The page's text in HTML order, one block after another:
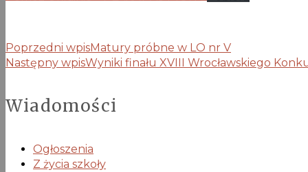
Poprzedni wpisMatury próbne w LO nr V
Następny wpisWyniki finału XVIII Wrocławskiego
Wiadomości
Ogłoszenia
Z życia szkoły